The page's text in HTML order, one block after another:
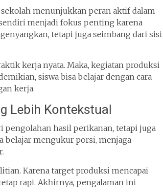
sekolah menunjukkan peran aktif dalam
menjadi fokus penting karena
tetapi juga seimbang dari sisi
kerja nyata. Maka, kegiatan produksi
siswa bisa belajar dengan cara
kerja.
Lebih Kontekstual
hasil perikanan, tetapi juga
belajar mengukur porsi, menjaga
Karena target produksi mencapai
rapi. Akhirnya, pengalaman ini